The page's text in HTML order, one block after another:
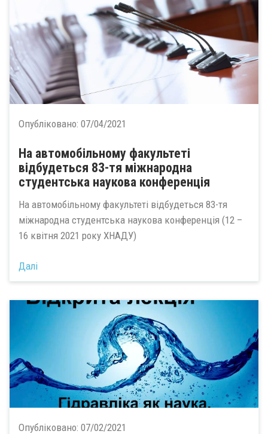
Опубліковано: 07/04/2021
На автомобільному факультеті
відбудеться 83-тя міжнародна
студентська наукова конференція
На автомобільному факультеті відбудеться 83-тя
міжнародна студентська наукова конференція (12 –
16 квітня 2021 року ХНАДУ)
Далі
Опубліковано: 07/02/2021